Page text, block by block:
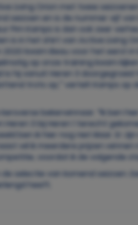
Living Orion met twee
seizoen en is de nummer vijf van
Pim Kamps is dan ook zeer
is in het shirt van Active Living
2020 kwam Beau voor het eerst
op onze training kwam
is hij vanuit Heren 3
trots op,” vertelt Kamps op
bekerwinnaar. “Ik ben hier
3 bij Heren 1 terecht
ben ik hier nog niet klaar. Er
wil ik meerdere prijzen winnen
voordat ik de volgende
selectie van komend seizoen.
heeft.